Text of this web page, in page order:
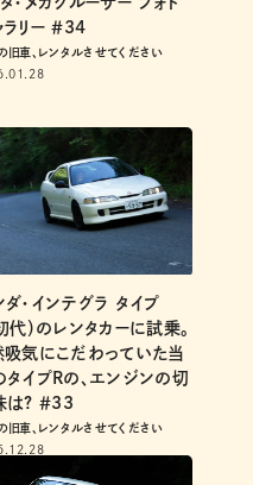
ラリー ＃34
旧車、レンタルさせてください
ダ・インテグラ タイプ
代）のレンタカーに試乗。
吸気にこだわっていた当
タイプRの、エンジンの切
は? ＃33
旧車、レンタルさせてください